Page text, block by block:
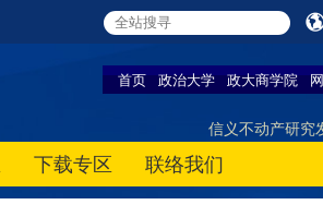
首页 政治大学 政大商学院
信义不动产研究
下载专区 联络我们